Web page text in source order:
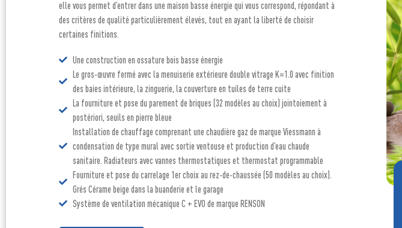
elle vous permet d’entrer dans une maison basse énergie qui vous correspond, répondant à
des critères de qualité particulièrement élevés, tout en ayant la liberté de choisir
certaines finitions.
Une construction en ossature bois basse énergie
Le gros-œuvre fermé avec la menuiserie extérieure double vitrage K=1.0 avec finition
des baies intérieure, la zinguerie, la couverture en tuiles de terre cuite
La fourniture et pose du parement de briques (32 modèles au choix) jointoiement à
postériori, seuils en pierre bleue
Installation de chauffage comprenant une chaudière gaz de marque Viessmann à
condensation de type mural avec sortie ventouse et production d’eau chaude
sanitaire. Radiateurs avec vannes thermostatiques et thermostat programmable
Fourniture et pose du carrelage 1er choix au rez-de-chaussée (50 modèles au choix).
Grés Cérame beige dans la buanderie et le garage
Système de ventilation mécanique C + EVO de marque RENSON